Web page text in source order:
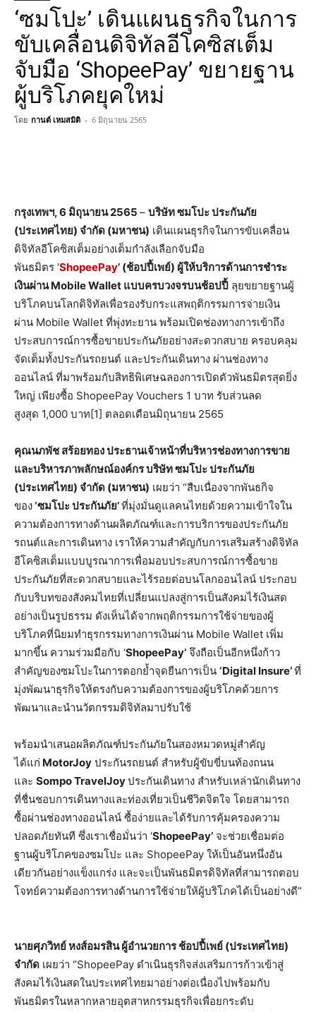
‘ซมโปะ’ เดินแผนธุรกิจในการ
ขับเคลื่อนดิจิทัลอีโคซิสเต็ม
จับมือ ‘ShopeePay’ ขยายฐาน
ผู้บริโภคยุคใหม่
โดย กานต์ เหมสมิติ - 6 มิถุนายน 2565
กรุงเทพฯ, 6 มิถุนายน2565 – บริษัท ซมโปะ ประกันภัย
(ประเทศไทย) จำกัด (มหาชน) เดินแผนธุรกิจในการขับเคลื่อน
ดิจิทัลอีโคซิสเต็มอย่างเต็มกำลังเลือกจับมือ
พันธมิตร ‘ShopeePay’ (ช้อปปี้เพย์) ผู้ให้บริการด้านการชำระ
เงินผ่านMobile Wallet แบบครบวงจรบนช้อปปี้ ลุยขยายฐานผู้
บริโภคบนโลกดิจิทัลเพื่อรองรับกระแสพฤติกรรมการจ่ายเงิน
ผ่าน Mobile Wallet ที่พุ่งทะยาน พร้อมเปิดช่องทางการเข้าถึง
ประสบการณ์การซื้อขายประกันภัยอย่างสะดวกสบาย ครอบคลุม
จัดเต็มทั้งประกันรถยนต์ และประกันเดินทาง ผ่านช่องทาง
ออนไลน์ ที่มาพร้อมกับสิทธิพิเศษฉลองการเปิดตัวพันธมิตรสุดยิ่ง
ใหญ่ เพียงซื้อ ShopeePay Vouchers 1 บาท รับส่วนลด
สูงสุด 1,000 บาท[1] ตลอดเดือนมิถุนายน 2565
คุณนภพัช สร้อยทอง ประธานเจ้าหน้าที่บริหารช่องทางการขาย
และบริหารภาพลักษณ์องค์กร บริษัท ซมโปะ ประกันภัย
(ประเทศไทย) จำกัด (มหาชน) เผยว่า “สืบเนื่องจากพันธกิจ
ของ‘ซมโปะ ประกันภัย’ที่มุ่งมั่นดูแลคนไทยด้วยความเข้าใจใน
ความต้องการทางด้านผลิตภัณฑ์และการบริการของประกันภัย
รถนต์และการเดินทาง เราให้ความสำคัญกับการเสริมสร้างดิจิทัล
อีโคซิสเต็มแบบบูรณาการเพื่อมอบประสบการณ์การซื้อขาย
ประกันภัยที่สะดวกสบายและไร้รอยต่อบนโลกออนไลน์ ประกอบ
กับบริบทของสังคมไทยที่เปลี่ยนแปลงสู่การเป็นสังคมไร้เงินสด
อย่างเป็นรูปธรรม ดังเห็นได้จากพฤติกรรมการใช้จ่ายของผู้
บริโภคที่นิยมทำธุรกรรมทางการเงินผ่าน Mobile Wallet เพิ่ม
มากขึ้น ความร่วมมือกับ ‘ShopeePay’ จึงถือเป็นอีกหนึ่งก้าว
สำคัญของซมโปะในการตอกย้ำจุดยืนการเป็น ‘Digital Insure’ที่
มุ่งพัฒนาธุรกิจให้ตรงกับความต้องการของผู้บริโภคด้วยการ
พัฒนาและนำนวัตกรรมดิจิทัลมาปรับใช้
พร้อมนำเสนอผลิตภัณฑ์ประกันภัยในสองหมวดหมู่สำคัญ
ได้แก่ MotorJoy ประกันรถยนต์ สำหรับผู้ขับขี่บนท้องถนน
และ Sompo TravelJoyประกันเดินทาง สำหรับเหล่านักเดินทาง
ที่ชื่นชอบการเดินทางและท่องเที่ยวเป็นชีวิตจิตใจ โดยสามารถ
ซื้อผ่านช่องทางออนไลน์ ซื้อง่ายและได้รับการคุ้มครองความ
ปลอดภัยทันที ซึ่งเราเชื่อมั่นว่า ‘ShopeePay’ จะช่วยเชื่อมต่อ
ฐานผู้บริโภคของซมโปะ และ ShopeePay ให้เป็นอันหนึ่งอัน
เดียวกันอย่างแข็งแกร่ง และจะเป็นพันธมิตรดิจิทัลที่สามารถตอบ
โจทย์ความต้องการทางด้านการใช้จ่ายให้ผู้บริโภคได้เป็นอย่างดี”
นายศุภวิทย์ หงส์อมรสิน ผู้อำนวยการ ช้อปปี้เพย์ (ประเทศไทย)
จำกัด เผยว่า “ShopeePay ดำเนินธุรกิจส่งเสริมการก้าวเข้าสู่
สังคมไร้เงินสดในประเทศไทยมาอย่างต่อเนื่องไปพร้อมกับ
พันธมิตรในหลากหลายอุตสาหกรรมธุรกิจเพื่อยกระดับ